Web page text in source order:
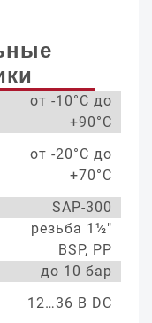
от -10°С до
+90°С
от -20°С до
+70°С
SAP-300
резьба 1½"
BSP, PP
до 10 бар
12…36 В DC